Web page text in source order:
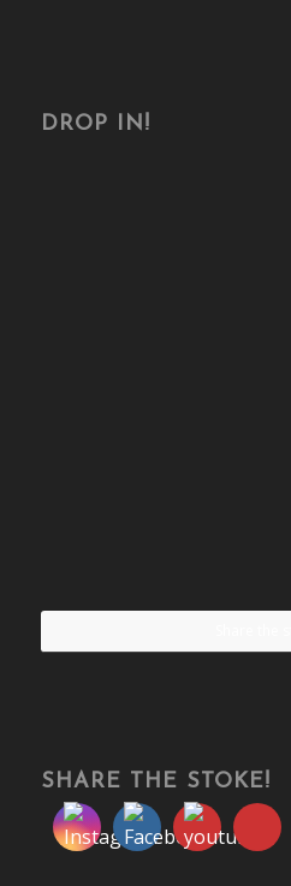
DROP IN!
SHARE THE STOKE!